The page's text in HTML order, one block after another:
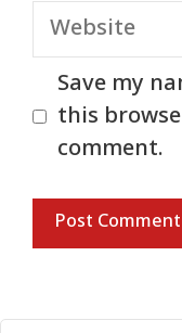
Website
Save my
this
comment.